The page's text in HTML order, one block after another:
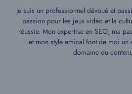
Je suis un professionnel dévoué et
passion pour les jeux vidéo et la
réussie. Mon expertise en SEO, ma
et mon style amical font de moi un
domaine du